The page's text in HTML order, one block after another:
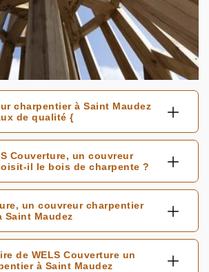
charpentier à Saint Maudez
de qualité {
Couverture, un couvreur
il le bois de charpente ?
un couvreur charpentier
Saint Maudez
de WELS Couverture un
à Saint Maudez